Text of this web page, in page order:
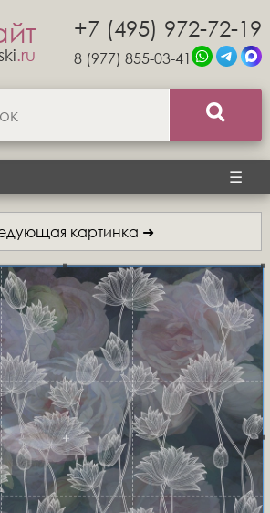
.ru
+7 (495) 972-72-19
8 (977) 855-03-41
☰
картинка ➜